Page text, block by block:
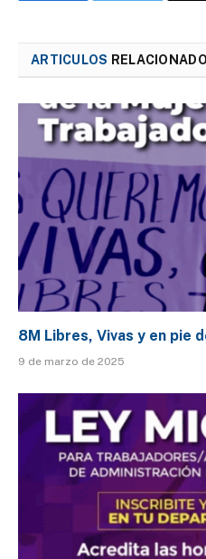
ARTICULOS
8M Libres, Vivas y en pie
9 de marzo de 2025